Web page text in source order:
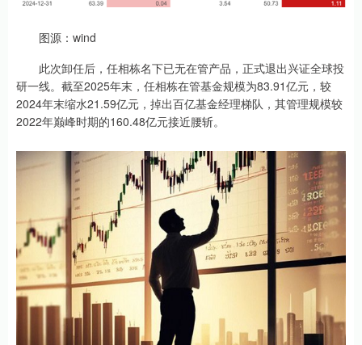
图源：wind
此次卸任后，任相栋名下已无在管产品，正式退出兴证全球投
研一线。截至2025年末，任相栋在管基金规模为83.91亿元，较
2024年末缩水21.59亿元，掉出百亿基金经理梯队，其管理规模较
2022年巅峰时期的160.48亿元接近腰斩。